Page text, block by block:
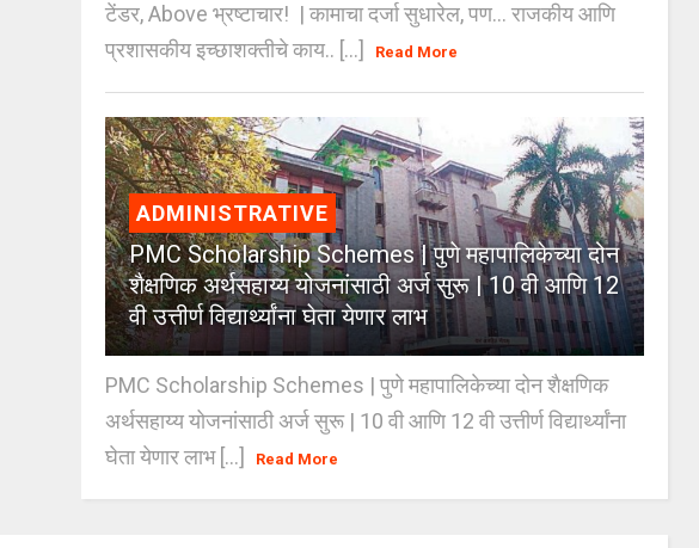
टेंडर, Above भ्रष्टाचार! | कामाचा दर्जा सुधारेल, पण… राजकीय आणि
प्रशासकीय इच्छाशक्तीचे काय.. [...]
Read More
ADMINISTRATIVE
PMC Scholarship Schemes | पुणे महापालिकेच्या दोन
शैक्षणिक अर्थसहाय्य योजनांसाठी अर्ज सुरू | 10 वी आणि 12
वी उत्तीर्ण विद्यार्थ्यांना घेता येणार लाभ
PMC Scholarship Schemes | पुणे महापालिकेच्या दोन शैक्षणिक
अर्थसहाय्य योजनांसाठी अर्ज सुरू | 10 वी आणि 12 वी उत्तीर्ण विद्यार्थ्यांना
घेता येणार लाभ [...]
Read More